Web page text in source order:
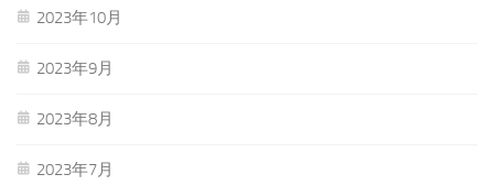
2023年10月
2023年9月
2023年8月
2023年7月